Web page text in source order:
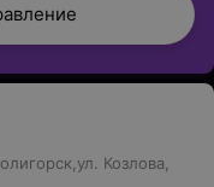
Козлова,